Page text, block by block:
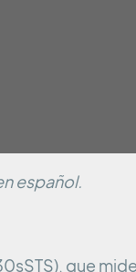
español.
que